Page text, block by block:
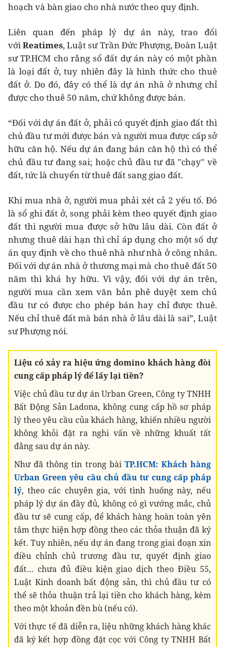
hoạch và bàn giao cho nhà nước theo quy định.
Liên quan đến pháp lý dự án này, trao đổi
vớiReatimes, Luật sư Trần Đức Phượng, Đoàn Luật
sư TP.HCM cho rằng sổ đất dự án này có một phần
là loại đất ở, tuy nhiên đây là hình thức cho thuê
đất ở. Do đó, đây có thể là dự án nhà ở nhưng chỉ
được cho thuê 50 năm, chứ không được bán.
“Đối với dự án đất ở, phải có quyết định giao đất thì
chủ đầu tư mới được bán và người mua được cấp sở
hữu căn hộ. Nếu dự án đang bán căn hộ thì có thể
chủ đầu tư đang sai; hoặc chủ đầu tư đã "chạy" về
đất, tức là chuyển từ thuê đất sang giao đất.
Khi mua nhà ở, người mua phải xét cả 2 yếu tố. Đó
là sổ ghi đất ở, song phải kèm theo quyết định giao
đất thì người mua được sở hữu lâu dài. Còn đất ở
nhưng thuê dài hạn thì chỉ áp dụng cho một số dự
án quy định về cho thuê nhà như nhà ở công nhân.
Đối với dự án nhà ở thương mại mà cho thuê đất 50
năm thì khá hy hữu. Vì vậy, đối với dự án trên,
người mua cần xem văn bản phê duyệt xem chủ
đầu tư có được cho phép bán hay chỉ được thuê.
Nếu chỉ thuê đất mà bán nhà ở lâu dài là sai”, Luật
sư Phượng nói.
Liệu có xảy ra hiệu ứng domino khách hàng đòi
cung cấp pháp lý để lấy lại tiền?
Việc chủ đầu tư dự án Urban Green, Công ty TNHH
Bất Động Sản Ladona, không cung cấp hồ sơ pháp
lý theo yêu cầu của khách hàng, khiến nhiều người
không khỏi đặt ra nghi vấn về những khuất tất
đằng sau dự án này.
Như đã thông tin trong bài TP.HCM: Khách hàng
Urban Green yêu cầu chủ đầu tư cung cấp pháp
lý, theo các chuyên gia, với tình huống này, nếu
pháp lý dự án đầy đủ, không có gì vướng mắc, chủ
đầu tư sẽ cung cấp, để khách hàng hoàn toàn yên
tâm thực hiện hợp đồng theo các thỏa thuận đã ký
kết. Tuy nhiên, nếu dự án đang trong giai đoạn xin
điều chỉnh chủ trương đầu tư, quyết định giao
đất… chưa đủ điều kiện giao dịch theo Điều 55,
Luật Kinh doanh bất động sản, thì chủ đầu tư có
thể sẽ thỏa thuận trả lại tiền cho khách hàng, kèm
theo một khoản đền bù (nếu có).
Với thực tế đã diễn ra, liệu những khách hàng khác
đã ký kết hợp đồng đặt cọc với Công ty TNHH Bất